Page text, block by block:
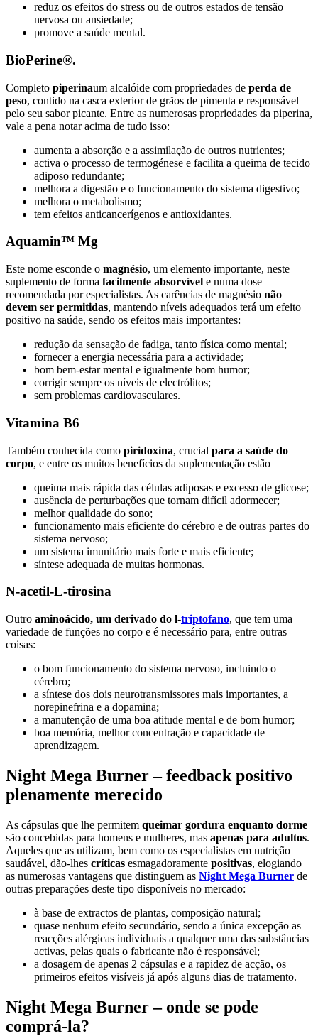
reduz os efeitos do stress ou de outros estados de tensão
nervosa ou ansiedade;
promove a saúde mental.
BioPerine®.
Completo piperinaum alcalóide com propriedades de perda de
peso, contido na casca exterior de grãos de pimenta e responsável
pelo seu sabor picante. Entre as numerosas propriedades da piperina,
vale a pena notar acima de tudo isso:
aumenta a absorção e a assimilação de outros nutrientes;
activa o processo de termogénese e facilita a queima de tecido
adiposo redundante;
melhora a digestão e o funcionamento do sistema digestivo;
melhora o metabolismo;
tem efeitos anticancerígenos e antioxidantes.
Aquamin™ Mg
Este nome esconde o magnésio, um elemento importante, neste
suplemento de forma facilmente absorvível e numa dose
recomendada por especialistas. As carências de magnésio não
devem ser permitidas, mantendo níveis adequados terá um efeito
positivo na saúde, sendo os efeitos mais importantes:
redução da sensação de fadiga, tanto física como mental;
fornecer a energia necessária para a actividade;
bom bem-estar mental e igualmente bom humor;
corrigir sempre os níveis de electrólitos;
sem problemas cardiovasculares.
Vitamina B6
Também conhecida como piridoxina, crucial para a saúde do
corpo, e entre os muitos benefícios da suplementação estão
queima mais rápida das células adiposas e excesso de glicose;
ausência de perturbações que tornam difícil adormecer;
melhor qualidade do sono;
funcionamento mais eficiente do cérebro e de outras partes do
sistema nervoso;
um sistema imunitário mais forte e mais eficiente;
síntese adequada de muitas hormonas.
N-acetil-L-tirosina
Outro aminoácido, um derivado do l-triptofano, que tem uma
variedade de funções no corpo e é necessário para, entre outras
coisas:
o bom funcionamento do sistema nervoso, incluindo o
cérebro;
a síntese dos dois neurotransmissores mais importantes, a
norepinefrina e a dopamina;
a manutenção de uma boa atitude mental e de bom humor;
boa memória, melhor concentração e capacidade de
aprendizagem.
Night Mega Burner – feedback positivo
plenamente merecido
As cápsulas que lhe permitem queimar gordura enquanto dorme
são concebidas para homens e mulheres, mas apenas para adultos.
Aqueles que as utilizam, bem como os especialistas em nutrição
saudável, dão-lhes críticas esmagadoramente positivas, elogiando
as numerosas vantagens que distinguem as Night Mega Burner de
outras preparações deste tipo disponíveis no mercado:
à base de extractos de plantas, composição natural;
quase nenhum efeito secundário, sendo a única excepção as
reacções alérgicas individuais a qualquer uma das substâncias
activas, pelas quais o fabricante não é responsável;
a dosagem de apenas 2 cápsulas e a rapidez de acção, os
primeiros efeitos visíveis já após alguns dias de tratamento.
Night Mega Burner – onde se pode
comprá-la?